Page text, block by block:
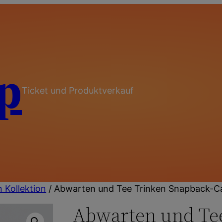
Ticket und Produktverkauf
Kollektion / Abwarten und Tee Trinken Snapback-
Abwarten und